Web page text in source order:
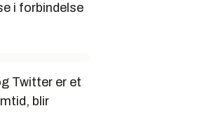
i forbindelse
Twitter er et
blir